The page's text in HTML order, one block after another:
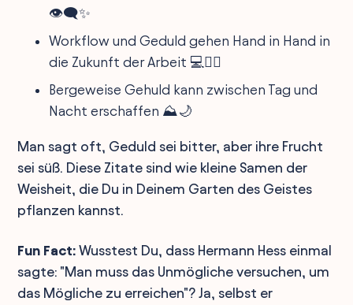
👁️‍🗨️✨
Workflow und Geduld gehen Hand in Hand in
die Zukunft der Arbeit 💻🚶‍♂️
Bergeweise Gehuld kann zwischen Tag und
Nacht erschaffen ⛰️🌙
Man sagt oft, Geduld sei bitter, aber ihre Frucht
sei süß. Diese Zitate sind wie kleine Samen der
Weisheit, die Du in Deinem Garten des Geistes
pflanzen kannst.
Fun Fact: Wusstest Du, dass Hermann Hess einmal
sagte: "Man muss das Unmögliche versuchen, um
das Mögliche zu erreichen"? Ja, selbst er